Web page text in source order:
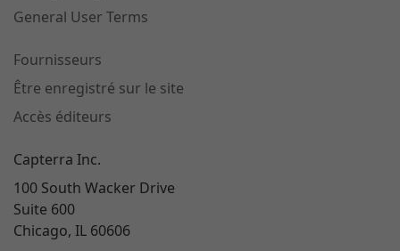
General User Terms
Fournisseurs
Être enregistré sur le site
Accès éditeurs
Capterra Inc.
100 South Wacker Drive
Suite 600
Chicago, IL 60606